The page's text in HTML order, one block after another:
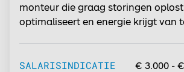
monteur die graag storingen
optimaliseert en energie krijgt van
vakmanschap direct bijdraagt aan
SALARISINDICATIE € 3.000 -